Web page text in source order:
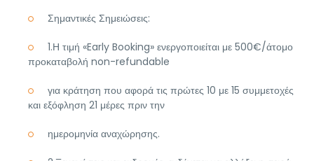
Σημαντικές Σημειώσεις:
1.Η τιμή «Early Booking» ενεργοποιείται με 500€/άτομο
προκαταβολή non-refundable
για κράτηση που αφορά τις πρώτες 10 με 15 συμμετοχές
και εξόφληση 21 μέρες πριν την
ημερομηνία αναχώρησης.